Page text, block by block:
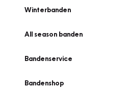
Winterbanden
All season banden
Bandenservice
Bandenshop